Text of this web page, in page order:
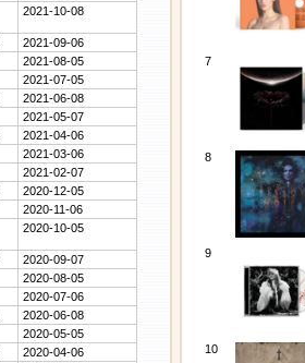
2021-10-08
2021-09-06
2021-08-05
2021-07-05
2021-06-08
2021-05-07
2021-04-06
2021-03-06
2021-02-07
2020-12-05
2020-11-06
2020-10-05
2020-09-07
2020-08-05
2020-07-06
2020-06-08
2020-05-05
2020-04-06
7
8
9
10